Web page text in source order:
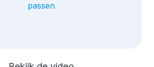
passen